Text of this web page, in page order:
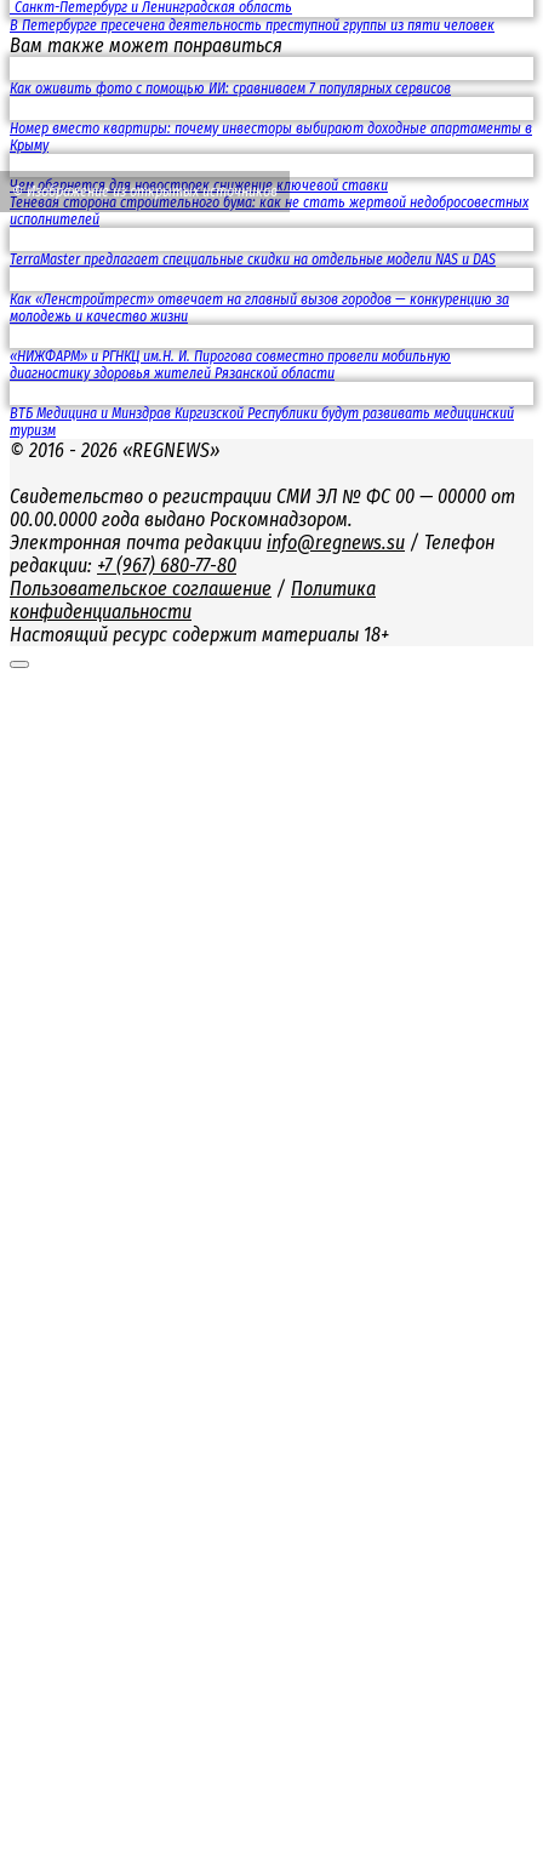
© Изображение из открытых источников
Санкт-Петербург и Ленинградская область
В Петербурге пресечена деятельность преступной группы из пяти человек
Вам также может понравиться
Как оживить фото с помощью ИИ: сравниваем 7 популярных сервисов
Номер вместо квартиры: почему инвесторы выбирают доходные апартаменты в
Крыму
Чем обернется для новостроек снижение ключевой ставки
Теневая сторона строительного бума: как не стать жертвой недобросовестных
исполнителей
TerraMaster предлагает специальные скидки на отдельные модели NAS и DAS
Как «Ленстройтрест» отвечает на главный вызов городов — конкуренцию за
молодежь и качество жизни
«НИЖФАРМ» и РГНКЦ им.Н. И. Пирогова совместно провели мобильную
диагностику здоровья жителей Рязанской области
ВТБ Медицина и Минздрав Киргизской Республики будут развивать медицинский
туризм
© 2016 - 2026 «REGNEWS»
Свидетельство о регистрации СМИ ЭЛ № ФС 00 — 00000 от
00.00.0000 года выдано Роскомнадзором.
Электронная почта редакции info@regnews.su / Телефон
редакции: +7 (967) 680-77-80
Пользовательское соглашение / Политика
конфиденциальности
Настоящий ресурс содержит материалы 18+